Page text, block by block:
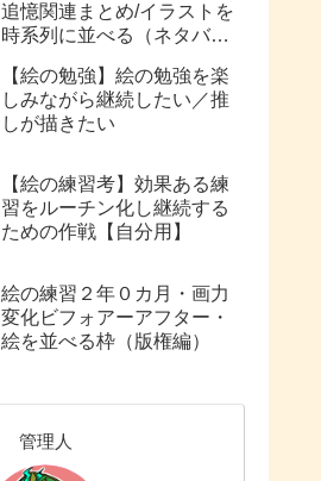
追憶関連まとめ/イラストを
時系列に並べる（ネタバレ
【絵の勉強】絵の勉強を楽
しみながら継続したい／推
しが描きたい
【絵の練習考】効果ある練
習をルーチン化し継続する
ための作戦【自分用】
絵の練習２年０カ月・画力
変化ビフォアーアフター・
絵を並べる枠（版権編）
管理人